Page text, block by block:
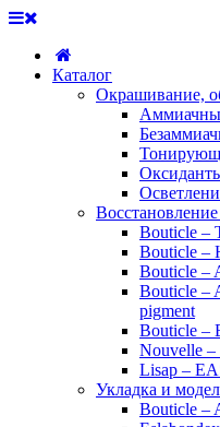
Каталог
Окрашивание,
Bouticle –
Bouticle –
Bouticle –
Bouticle –
pigment
Bouticle –
Nouvelle
Lisap –
Укладка и
Bouticle –